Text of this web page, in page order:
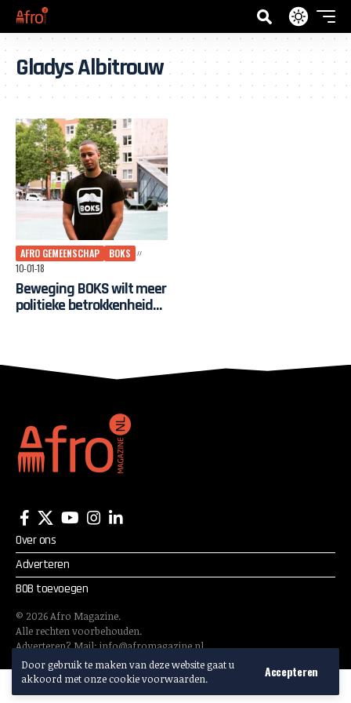
Door gebruik te maken van deze website gaat u
akkoord met onze cookie voorwaarden.
Accepteren
Gladys Albitrouw
AFRO GEMEENSCHAP
BOKS
10-01-18
Beweging BOKS wilt meer
politieke betrokkenheid
Over ons
Adverteren
BOB toevoegen
© 2026Afro Magazine.
Alle rechten voorbehouden.
Adverteren? Mail:info@afromagazine.nl